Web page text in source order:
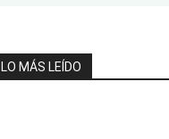
LO MÁS LEÍDO